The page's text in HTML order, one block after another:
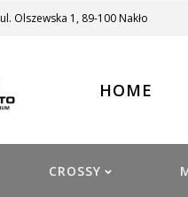
ul. Olszewska 1, 89-100 Nakło
HOME
CROSSY